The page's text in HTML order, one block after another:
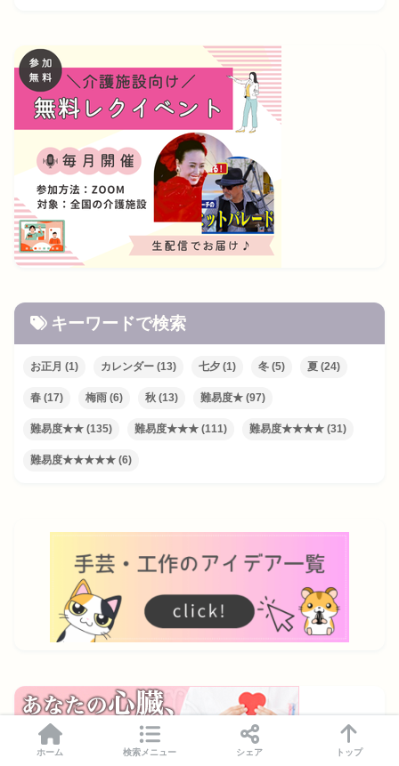
キーワードで検索
お正月 (1) カレンダー (13) 七夕 (1) 冬 (5) 夏 (24)
春 (17) 梅雨 (6) 秋 (13) 難易度★ (97)
難易度★★ (135) 難易度★★★ (111) 難易度★★★★ (31)
難易度★★★★★ (6)
ホーム 検索メニュー シェア トップ